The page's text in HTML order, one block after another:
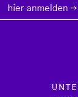
hier anmelden →